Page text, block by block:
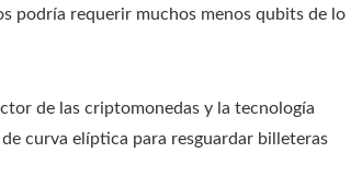
podría requerir muchos menos qubits de lo
de las criptomonedas y la tecnología
curva elíptica para resguardar billeteras